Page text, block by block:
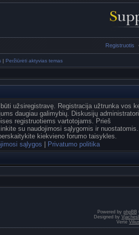
Registruotis
| Peržiūrėti aktyvias temas
užsiregistravę. Registracija užtrunka vos
daugiau galimybių. Diskusijų
registruotiems vartotojams. Prieš
su naudojimosi sąlygomis ir nuostatomis.
kiekvieno forumo taisykles.
sąlygos
Privatumo politika
Powered by phpBB
Designed by
Vertė